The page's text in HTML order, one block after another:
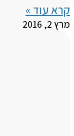
קרא עוד »
מרץ 2, 2016